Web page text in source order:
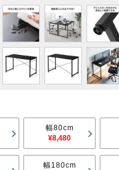
幅80cm
¥8,480
幅180cm